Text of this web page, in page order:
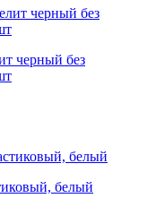
черный без
белый